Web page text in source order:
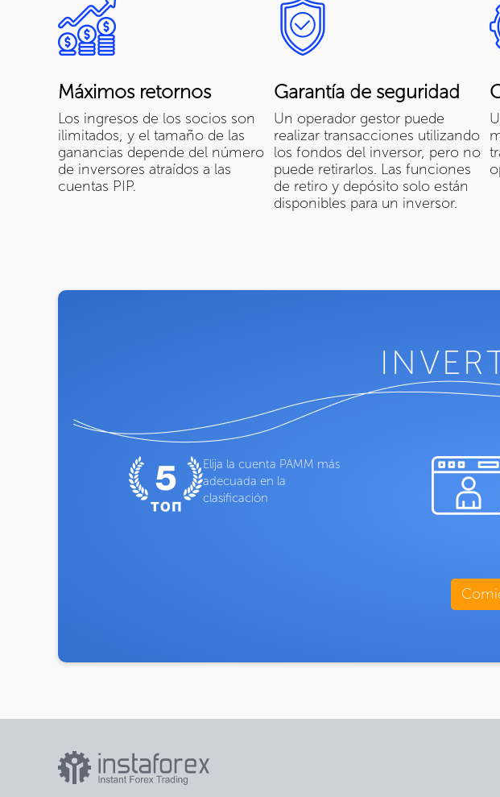
Máximos retornos
Los ingresos de los socios son
ilimitados, y el tamaño de las
ganancias depende del número
de inversores atraídos a las
cuentas PIP.
Garantía de seguridad
Un operador gestor puede
realizar transacciones utilizando
los fondos del inversor, pero no
puede retirarlos. Las funciones
de retiro y depósito solo están
disponibles para un inversor.
Elija la cuenta PAMM más
adecuada en la
clasificación